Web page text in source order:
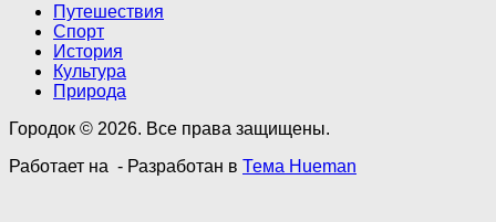
Путешествия
Спорт
История
Культура
Природа
Городок © 2026. Все права защищены.
Работает на - Разработан в Тема Hueman